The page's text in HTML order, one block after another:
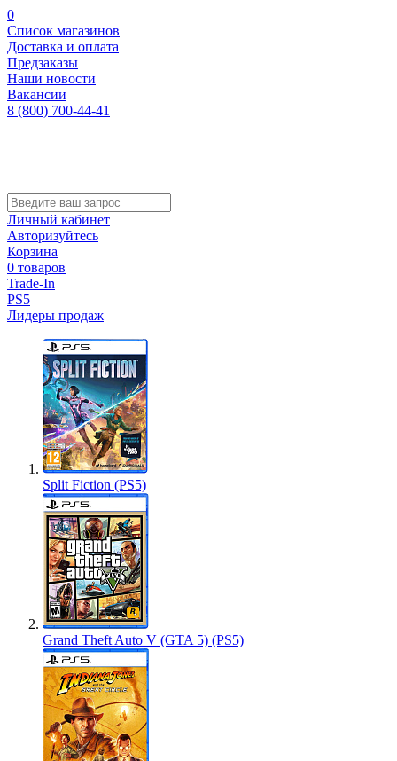
0
Список магазинов
Доставка и оплата
Предзаказы
Наши новости
Вакансии
8 (800) 700-44-41
Личный кабинет
Авторизуйтесь
Корзина
0 товаров
Trade-In
PS5
Лидеры продаж
Split Fiction (PS5)
Grand Theft Auto V (GTA 5) (PS5)